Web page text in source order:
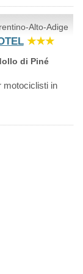
Alto-Adige
★★★
di Piné
motociclisti in